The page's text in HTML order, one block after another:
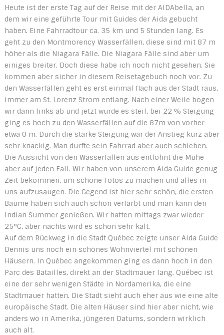
Heute ist der erste Tag auf der Reise mit der AIDAbella, an
dem wir eine geführte Tour mit Guides der Aida gebucht
haben. Eine Fahrradtour ca. 35 km und 5 Stunden lang. Es
geht zu den Montmorency Wasserfällen, diese sind mit 87 m
höher als die Niagara Fälle. Die Niagara Fälle sind aber um
einiges breiter. Doch diese habe ich noch nicht gesehen. Sie
kommen aber sicher in diesem Reisetagebuch noch vor. Zu
den Wasserfällen geht es erst einmal flach aus der Stadt raus,
immer am St. Lorenz Strom entlang. Nach einer Weile bogen
wir dann links ab und jetzt wurde es steil, bei 22 % Steigung
ging es hoch zu den Wasserfällen auf die 87m von vorher
etwa 0 m. Durch die starke Steigung war der Anstieg kurz aber
sehr knackig. Man durfte sein Fahrrad aber auch schieben.
Die Aussicht von den Wasserfällen aus entlohnt die Mühe
aber auf jeden Fall. Wir haben von unserem Aida Guide genug
Zeit bekommen, um schöne Fotos zu machen und alles in
uns aufzusaugen. Die Gegend ist hier sehr schön, die ersten
Bäume haben sich auch schon verfärbt und man kann den
Indian Summer genießen. Wir hatten mittags zwar wieder
25°C, aber nachts wird es schon sehr kalt.
Auf dem Rückweg in die Stadt Québec zeigte unser Aida Guide
Dennis uns noch ein schönes Wohnviertel mit schönen
Häusern. In Québec angekommen ging es dann hoch in den
Parc des Batailles, direkt an der Stadtmauer lang. Québec ist
eine der sehr wenigen Städte in Nordamerika, die eine
Stadtmauer hatten. Die Stadt sieht auch eher aus wie eine alte
europäische Stadt. Die alten Häuser sind hier aber nicht, wie
anders wo in Amerika, jüngeren Datums, sondern wirklich
auch alt.